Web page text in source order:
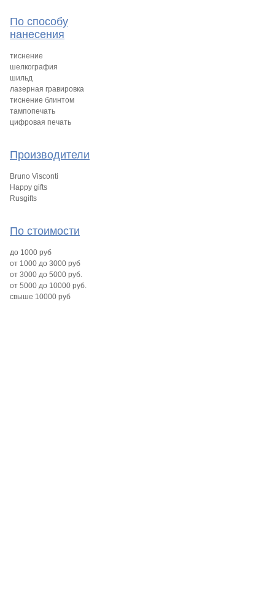
По способу
нанесения
тиснение
шелкография
шильд
лазерная гравировка
тиснение блинтом
тампопечать
цифровая печать
Производители
Bruno Visconti
Happy gifts
Rusgifts
По стоимости
до 1000 руб
от 1000 до 3000 руб
от 3000 до 5000 руб.
от 5000 до 10000 руб.
свыше 10000 руб